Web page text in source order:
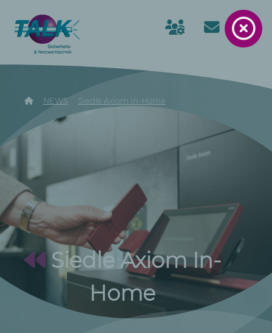
NEWS Siedle Axiom In-Home
Siedle Axiom In-
Home